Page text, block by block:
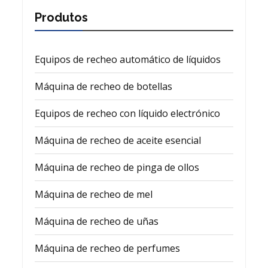
Produtos
Equipos de recheo automático de líquidos
Máquina de recheo de botellas
Equipos de recheo con líquido electrónico
Máquina de recheo de aceite esencial
Máquina de recheo de pinga de ollos
Máquina de recheo de mel
Máquina de recheo de uñas
Máquina de recheo de perfumes